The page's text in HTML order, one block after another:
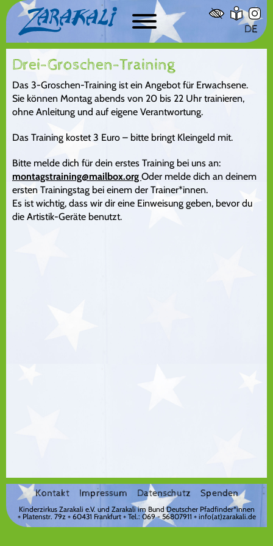
DE
Workshops
Unsere Künstler*innen
Zelt-Vermietung
Zelt-Verleih
Bürowagen
Kooperationen
Spenden
Danke
Drei-Groschen-Training
Das 3-Groschen-Training ist ein Angebot für Erwachsene.
Sie können Montag abends von 20 bis 22 Uhr trainieren,
ohne Anleitung und auf eigene Verantwortung.
Das Training kostet 3 Euro – bitte bringt Kleingeld mit.
Bitte melde dich für dein erstes Training bei uns an:
montagstraining@mailbox.org Oder melde dich an deinem
ersten Trainingstag bei einem der Trainer*innen.
Es ist wichtig, dass wir dir eine Einweisung geben, bevor du
die Artistik-Geräte benutzt.
Kontakt Impressum Datenschutz Spenden
Kinderzirkus Zarakali e.V. und Zarakali im Bund Deutscher Pfadfinder*innen
*Platenstr. 79z *60431 Frankfurt * Tel.: 069 - 56807911 * info(at)zarakali.de